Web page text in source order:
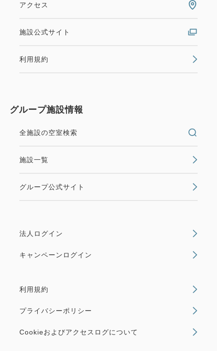
アクセス
施設公式サイト
利用規約
グループ施設情報
全施設の空室検索
施設一覧
グループ公式サイト
法人ログイン
キャンペーンログイン
利用規約
プライバシーポリシー
Cookieおよびアクセスログについて